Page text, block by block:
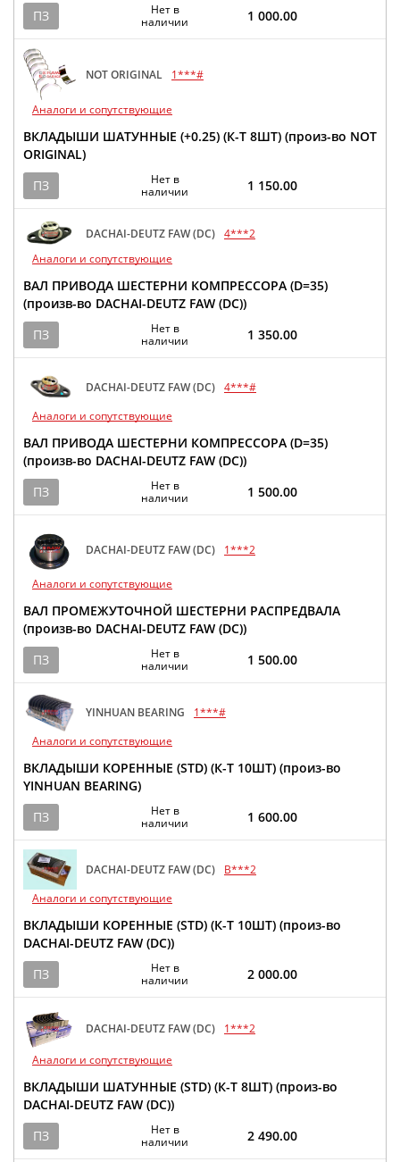
ПЗ
Нет в
наличии
1 000.00
NOT ORIGINAL 1***#
Аналоги и сопутствующие
ВКЛАДЫШИ ШАТУННЫЕ (+0.25) (К-Т 8ШТ) (произ-во NOT
ORIGINAL)
ПЗ
Нет в
наличии
1 150.00
DACHAI-DEUTZ FAW (DC) 4***2
Аналоги и сопутствующие
ВАЛ ПРИВОДА ШЕСТЕРНИ КОМПРЕССОРА (D=35)
(произв-во DACHAI-DEUTZ FAW (DC))
ПЗ
Нет в
наличии
1 350.00
DACHAI-DEUTZ FAW (DC) 4***#
Аналоги и сопутствующие
ВАЛ ПРИВОДА ШЕСТЕРНИ КОМПРЕССОРА (D=35)
(произв-во DACHAI-DEUTZ FAW (DC))
ПЗ
Нет в
наличии
1 500.00
DACHAI-DEUTZ FAW (DC) 1***2
Аналоги и сопутствующие
ВАЛ ПРОМЕЖУТОЧНОЙ ШЕСТЕРНИ РАСПРЕДВАЛА
(произв-во DACHAI-DEUTZ FAW (DC))
ПЗ
Нет в
наличии
1 500.00
YINHUAN BEARING
1***#
Аналоги и сопутствующие
ВКЛАДЫШИ КОРЕННЫЕ (STD) (К-Т 10ШТ) (произ-во
YINHUAN BEARING)
ПЗ
Нет в
наличии
1 600.00
DACHAI-DEUTZ FAW (DC)
B***2
Аналоги и сопутствующие
ВКЛАДЫШИ КОРЕННЫЕ (STD) (К-Т 10ШТ) (произ-во
DACHAI-DEUTZ FAW (DC))
ПЗ
Нет в
наличии
2 000.00
DACHAI-DEUTZ FAW (DC) 1***2
Аналоги и сопутствующие
ВКЛАДЫШИ ШАТУННЫЕ (STD) (К-Т 8ШТ) (произ-во
DACHAI-DEUTZ FAW (DC))
ПЗ
Нет в
наличии
2 490.00